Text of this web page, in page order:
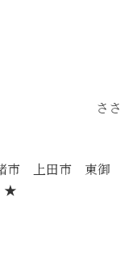
ささ
市 上田市 東御
★